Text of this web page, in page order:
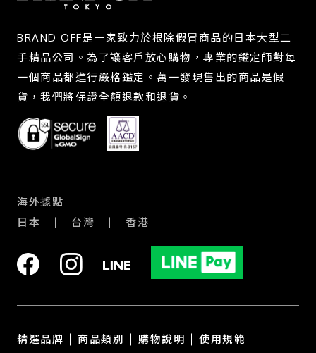
BRAND OFF是一家致力於根除假冒商品的日本大型二
手精品公司。為了讓客戶放心購物，專業的鑑定師對每
一個商品都進行嚴格鑑定。萬一發現售出的商品是假
貨，我們將保證全額退款和退貨。
海外據點
日本
台灣 香港
精選品牌 商品類別 購物說明 使用規範